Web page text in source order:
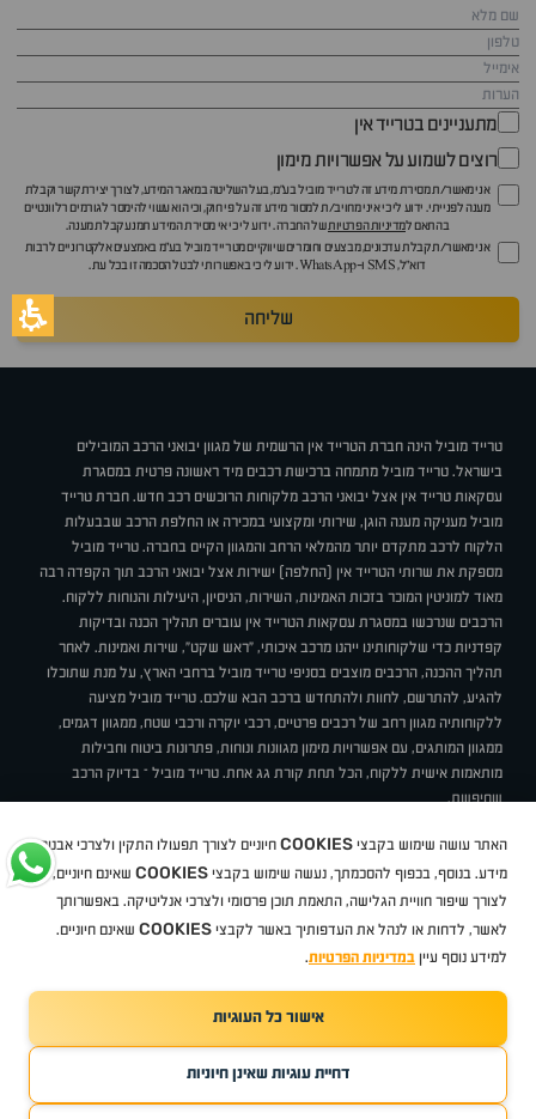
מתעניינים בטרייד אין
רוצים לשמוע על אפשרויות מימון
אני מאשר/ת מסירת מידע זה לטרייד מוביל בע"מ, בעל השליטה במאגר המידע, לצורך יצירת קשר וקבלת
מענה לפנייתי. ידוע לי כי איני מחויב/ת למסור מידע זה על פי חוק, וכי הוא עשוי להימסר לגורמים רלוונטיים
בהתאם למדיניות הפרטיותשל החברה. ידוע לי כי אי מסירת המידע תמנע קבלת מענה.
אני מאשר/ת קבלת עדכונים, מבצעים וחומרים שיווקיים מטרייד מוביל בע"מ באמצעים אלקטרוניים לרבות
דוא״ל, SMS ו-WhatsApp. ידוע לי כי באפשרותי לבטל הסכמה זו בכל עת.
שליחה
טרייד מוביל הינה חברת הטרייד אין הרשמית של מגוון יבואני הרכב המובילים
בישראל. טרייד מוביל מתמחה ברכישת רכבים מיד ראשונה פרטית במסגרת
עסקאות טרייד אין אצל יבואני הרכב מלקוחות הרוכשים רכב חדש. חברת טרייד
מוביל מעניקה מענה הוגן, שירותי ומקצועי במכירה או החלפת הרכב שבבעלות
הלקוח לרכב מתקדם יותר מהמלאי הרחב והמגוון הקיים בחברה. טרייד מוביל
מספקת את שרותי הטרייד אין (החלפה) ישירות אצל יבואני הרכב תוך הקפדה רבה
מאוד למוניטין המוכר בזכות האמינות, השירות, הניסיון, היעילות והנוחות ללקוח.
הרכבים שנרכשו במסגרת עסקאות הטרייד אין עוברים תהליך הכנה ובדיקות
קפדניות כדי שלקוחותינו ייהנו מרכב איכותי, "ראש שקט", שירות ואמינות. לאחר
תהליך ההכנה, הרכבים מוצבים בסניפי טרייד מוביל ברחבי הארץ, על מנת שתוכלו
להגיע, להתרשם, לחוות ולהתחדש ברכב הבא שלכם. טרייד מוביל מציעה
ללקוחותיה מגוון רחב של רכבים פרטיים, רכבי יוקרה ורכבי שטח, ממגוון דגמים,
ממגוון המותגים, עם אפשרויות מימון מגוונות ונוחות, פתרונות ביטוח וחבילות
מותאמות אישית ללקוח, הכל תחת קורת גג אחת. טרייד מוביל – בדיוק הרכב
שחיפשת.
תקנוןBUY BACKמבצעיםמגזין טרייד מובילאיך זה עובד? דרושים
ניהול העדפות עוגיות
סיטרואן אופלפיג'וMG
Geelyמזדהבי ווי דיצ'רי טסלהניסאןטויוטהדאצ'יהפולקסווגןטסלה
ב מ וולקסוסאאודיסקודהיונדאירנושברולט
TradeMobile instagram
TradeMobile facebook
כל הזכויות שמורות טרייד מוביל2026
האתר עושה שימוש בקבצי COOKIES חיוניים לצורך תפעולו התקין ולצרכי אבטחת
מידע. בנוסף, בכפוף להסכמתך, נעשה שימוש בקבצי COOKIES שאינם חיוניים,
לצורך שיפור חוויית הגלישה, התאמת תוכן פרסומי ולצרכי אנליטיקה. באפשרותך
לאשר, לדחות או לנהל את העדפותיך באשר לקבצי COOKIES שאינם חיוניים.
למידע נוסף עיין במדיניות הפרטיות.
אישור כל העוגיות
דחיית עוגיות שאינן חיוניות